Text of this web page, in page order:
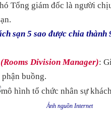
Tổng giám đốc là người
sạn 5 sao được chia
Division Manager):
buồng.
Ảnh nguồn Internet